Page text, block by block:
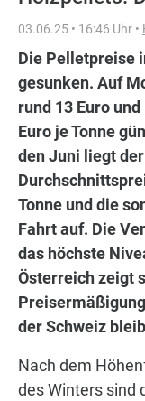
03.06.25 • 16:46 Uhr •
Die Pelletpreise
gesunken. Auf
rund 13 Euro
Euro je Tonne
den Juni liegt
Tonne und die
Fahrt auf. Die
das höchste
Österreich zeigt
der Schweiz
Nach dem
des Winters sind